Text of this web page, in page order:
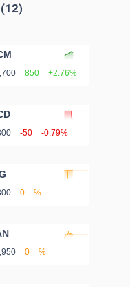
850 +2.76%
-50 -0.79%
0 %
0 %